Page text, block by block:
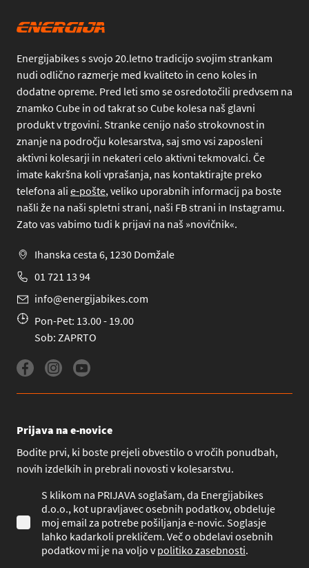
Energijabikes s svojo 20.letno tradicijo svojim strankam
nudi odlično razmerje med kvaliteto in ceno koles in
dodatne opreme. Pred leti smo se osredotočili predvsem na
znamko Cube in od takrat so Cube kolesa naš glavni
produkt v trgovini. Stranke cenijo našo strokovnost in
znanje na področju kolesarstva, saj smo vsi zaposleni
aktivni kolesarji in nekateri celo aktivni tekmovalci. Če
imate kakršna koli vprašanja, nas kontaktirajte preko
telefona ali e-pošte, veliko uporabnih informacij pa boste
našli že na naši spletni strani, naši FB strani in Instagramu.
Zato vas vabimo tudi k prijavi na naš »novičnik«.
Ihanska cesta 6, 1230 Domžale
01 721 13 94
info@energijabikes.com
Pon-Pet: 13.00 - 19.00
Sob: ZAPRTO
Prijava na e-novice
Bodite prvi, ki boste prejeli obvestilo o vročih ponudbah,
novih izdelkih in prebrali novosti v kolesarstvu.
S klikom na PRIJAVA soglašam, da Energijabikes
d.o.o., kot upravljavec osebnih podatkov, obdeluje
moj email za potrebe pošiljanja e-novic. Soglasje
lahko kadarkoli prekličem. Več o obdelavi osebnih
podatkov mi je na voljo vpolitiko zasebnosti.